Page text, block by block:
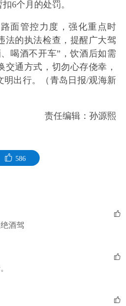
6个月的处罚。
面管控力度，强化重点时
法的执法检查，提醒广大驾
喝酒不开车”，饮酒后如需
交通方式，切勿心存侥幸，
明出行。（青岛日报/观海新
责任编辑：孙源熙
586
酒驾